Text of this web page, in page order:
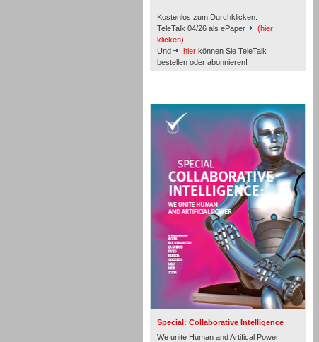
Kostenlos zum Durchklicken:
TeleTalk 04/26 als ePaper
(hier
klicken)
Und
hier können Sie TeleTalk
bestellen oder abonnieren!
Special: Collaborative Intelligence
We unite Human and Artifical Power.
Personal
Inbound